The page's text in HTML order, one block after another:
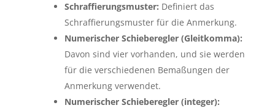
Schraffierungsmuster: Definiert das
Schraffierungsmuster für die Anmerkung.
Numerischer Schieberegler (Gleitkomma):
Davon sind vier vorhanden, und sie werden
für die verschiedenen Bemaßungen der
Anmerkung verwendet.
Numerischer Schieberegler (integer):